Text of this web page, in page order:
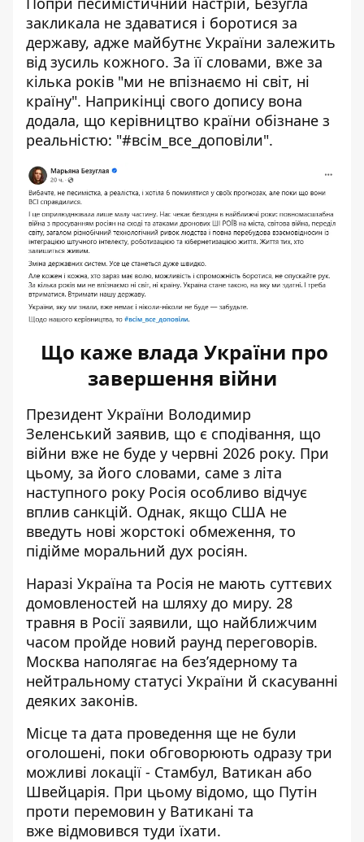
закликала не здаватися і боротися за
державу, адже майбутнє України залежить
від зусиль кожного. За її словами, вже за
кілька років "ми не впізнаємо ні світ, ні
країну". Наприкінці свого допису вона
додала, що керівництво країни обізнане з
реальністю: "#всім_все_доповіли".
Що каже влада України про
завершення війни
Президент України Володимир
Зеленський заявив, що є сподівання, що
війни вже не буде у червні 2026 року. При
цьому, за його словами, саме з літа
наступного року Росія особливо відчує
вплив санкцій. Однак, якщо США не
введуть нові жорстокі обмеження, то
підійме моральний дух росіян.
Наразі Україна та Росія не мають суттєвих
домовленостей на шляху до миру. 28
травня в Росії заявили, що найближчим
часом пройде новий раунд переговорів.
Москва наполягає на без’ядерному та
нейтральному статусі України й скасуванні
деяких законів.
Місце та дата проведення ще не були
оголошені, поки обговорюють одразу три
можливі локації - Стамбул, Ватикан або
Швейцарія. При цьому відомо, що Путін
проти перемовин у Ватикані та
вже відмовився туди їхати.